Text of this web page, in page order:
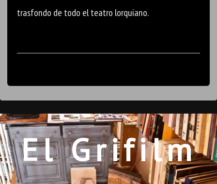
trasfondo de todo el teatro lorquiano.
El Grifilm